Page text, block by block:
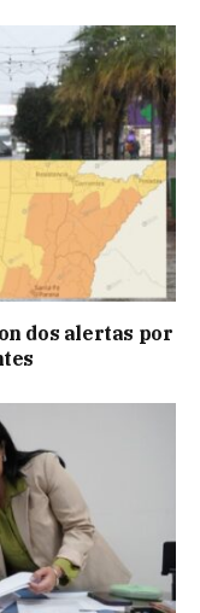
dos alertas por